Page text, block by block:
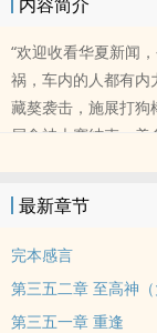
“欢迎收看华夏新闻
祸，车内的人都有内
藏獒袭击，施展打狗
届食神大赛结束，美
成为新的食神。
神......最终成为一代
本站提示：各位书友
最新章节
完本感言
第三五二章 至高神（
第三五一章 重逢